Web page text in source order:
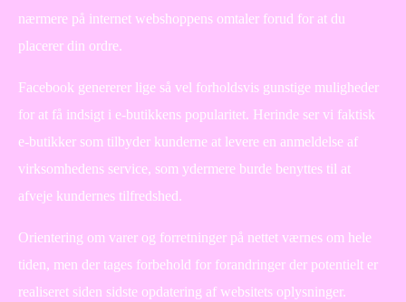
nærmere på internet webshoppens omtaler forud for at du
placerer din ordre.
Facebook genererer lige så vel forholdsvis gunstige muligheder
for at få indsigt i e-butikkens popularitet. Herinde ser vi faktisk
e-butikker som tilbyder kunderne at levere en anmeldelse af
virksomhedens service, som ydermere burde benyttes til at
afveje kundernes tilfredshed.
Orientering om varer og forretninger på nettet værnes om hele
tiden, men der tages forbehold for forandringer der potentielt er
realiseret siden sidste opdatering af websitets oplysninger.